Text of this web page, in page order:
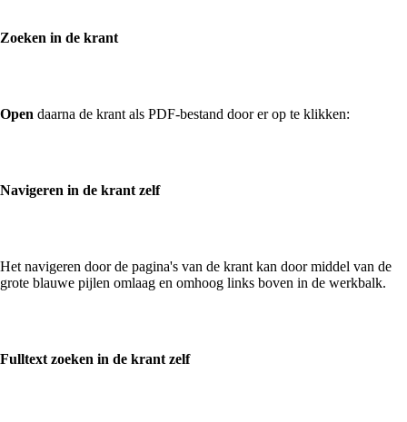
Zoeken in de krant
Open daarna de krant als PDF-bestand door er op te klikken:
Navigeren in de krant zelf
Het navigeren door de pagina's van de krant kan door middel van de
grote blauwe pijlen omlaag en omhoog links boven in de werkbalk.
Fulltext zoeken in de krant zelf